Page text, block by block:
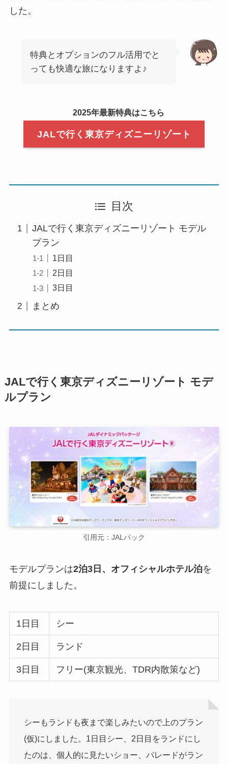
した。
特典とオプションのフル活用でと
っても快適な旅になりますよ♪
2025年最新特典はこちら
JALで行く東京ディズニーリゾート
目次
JALで行く東京ディズニーリゾート モデル
プラン
1日目
2日目
3日目
まとめ
JALで行く東京ディズニーリゾート モデ
ルプラン
引用元：JALパック
モデルプランは2泊3日、オフィシャルホテル泊を
前提にしました。
1日目 シー
2日目 ランド
3日目 フリー(東京観光、TDR内散策など)
シーもランドも夜まで楽しみたいので上のプラン
(仮)にしました。1日目シー、2日目をランドにし
たのは、個人的に見たいショー、パレードがラン